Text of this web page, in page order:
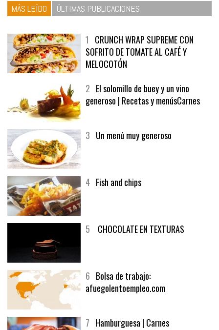
MÁS LEÍDO ÚLTIMAS PUBLICACIONES
1 CRUNCH WRAP SUPREME CON
SOFRITO DE TOMATE AL CAFÉ Y
MELOCOTÓN
2 El solomillo de buey y un vino
generoso | Recetas y menúsCarnes
3 Un menú muy generoso
4 Fish and chips
5 CHOCOLATE EN TEXTURAS
6 Bolsa de trabajo:
afuegolentoempleo.com
7 Hamburguesa | Carnes